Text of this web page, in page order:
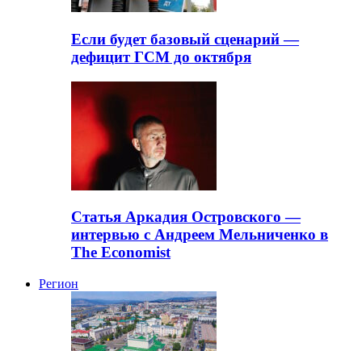
Если будет базовый сценарий —
дефицит ГСМ до октября
Статья Аркадия Островского —
интервью с Андреем Мельниченко в
The Economist
Регион